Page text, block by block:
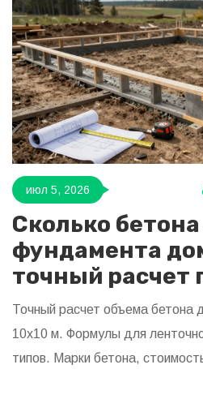
июл 5, 2026
Сколько
фундамента
точный расчет
Точный расчет объема
10х10 м. Формулы для
типов. Марки бетона,